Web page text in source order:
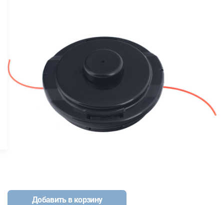
Добавить в корзину